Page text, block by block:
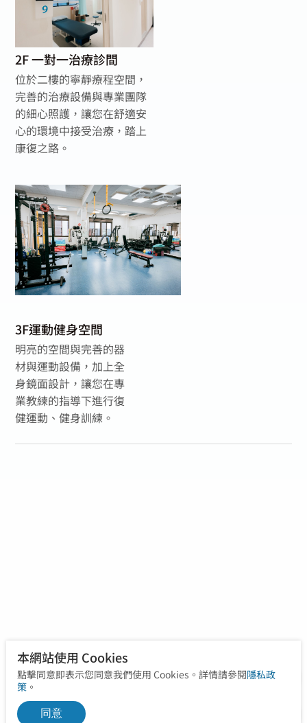
2F 一對一治療診間
位於二樓的寧靜療程空間，
完善的治療設備與專業團隊
的細心照護，讓您在舒適安
心的環境中接受治療，踏上
康復之路。
3F運動健身空間
明亮的空間與完善的器
材與運動設備，加上全
身鏡面設計，讓您在專
業教練的指導下進行復
健運動、健身訓練。
本網站使用 Cookies
點擊同意即表示您同意我們使用 Cookies。詳情請參閱隱私政
策。
同意